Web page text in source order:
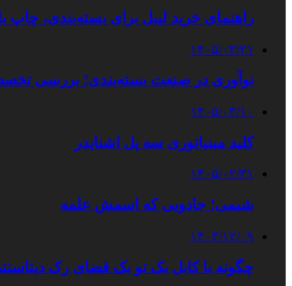
راهنمای خرید لیبل برای بسته‌بندی،
۱۴۰۵/۰۳/۲۱
نوآوری در صنعت بسته‌بندی؛ بررسی
۱۴۰۵/۰۳/۱۰
کلید مینیاتوری سه پل اشنایدر
۱۴۰۵/۰۲/۳۱
شیمی؛ جادویی که اسمش علمه
۱۴۰۳/۱۲/۰۹
چگونه با کابل بک تو بک فضای رک